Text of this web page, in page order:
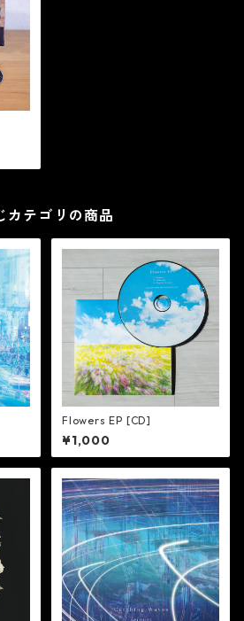
カテゴリの商品
Flowers EP [CD]
¥1,000